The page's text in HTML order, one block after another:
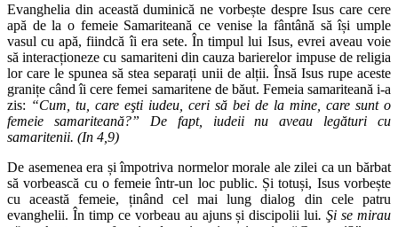
Evanghelia din această duminică ne vorbește despre Isus care cere
apă de la o femeie Samariteană ce venise la fântână să își umple
vasul cu apă, fiindcă îi era sete. În timpul lui Isus, evrei aveau voie
să interacționeze cu samariteni din cauza barierelor impuse de religia
lor care le spunea să stea separați unii de alții. Însă Isus rupe aceste
granițe când îi cere femei samaritene de băut. Femeia samariteană i-a
zis: “Cum, tu, care eşti iudeu, ceri să bei de la mine, care sunt o
femeie samariteană?” De fapt, iudeii nu aveau legături cu
samaritenii. (In 4,9)
De asemenea era și împotriva normelor morale ale zilei ca un bărbat
să vorbească cu o femeie într-un loc public. Și totuși, Isus vorbește
cu această femeie, ținând cel mai lung dialog din cele patru
evanghelii. În timp ce vorbeau au ajuns și discipolii lui. Şi se mirau